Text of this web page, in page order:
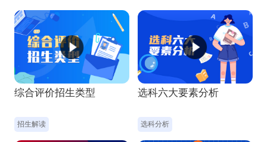
综合评价招生类型 选科六大要素分析